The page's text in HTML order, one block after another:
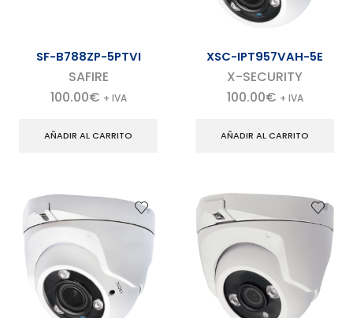
SF-B788ZP-5PTVI
SAFIRE
100.00€ + IVA
AÑADIR AL CARRITO
XSC-IPT957VAH-5E
X-SECURITY
100.00€ + IVA
AÑADIR AL CARRITO